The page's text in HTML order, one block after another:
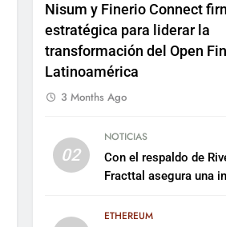
Nisum y Finerio Connect
estratégica para liderar la
transformación del Open
Latinoamérica
3 Months Ago
02
NOTICIAS
Con el respaldo de
Fracttal asegura una
plataforma
ETHEREUM